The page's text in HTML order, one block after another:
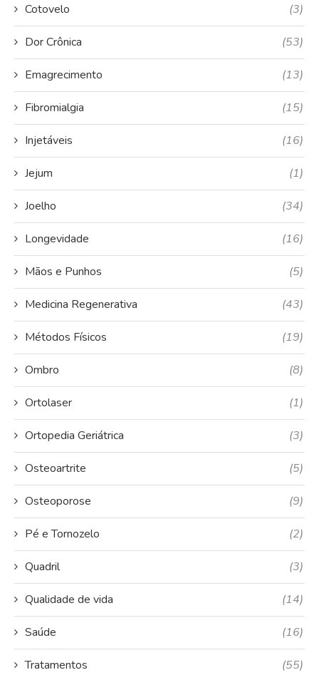
Cotovelo (3)
Dor Crônica (53)
Emagrecimento (13)
Fibromialgia (15)
Injetáveis (16)
Jejum (1)
Joelho (34)
Longevidade (16)
Mãos e Punhos (5)
Medicina Regenerativa (43)
Métodos Físicos (19)
Ombro (8)
Ortolaser (1)
Ortopedia Geriátrica (3)
Osteoartrite (5)
Osteoporose (9)
Pé e Tornozelo (2)
Quadril (3)
Qualidade de vida (14)
Saúde (16)
Tratamentos (55)